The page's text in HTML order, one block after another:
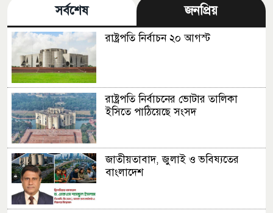
সর্বশেষ জনপ্রিয়
রাষ্ট্রপতি নির্বাচন ২০ আগস্ট
রাষ্ট্রপতি নির্বাচনের ভোটার তালিকা
ইসিতে পাঠিয়েছে সংসদ
জাতীয়তাবাদ, জুলাই ও ভবিষ্যতের
বাংলাদেশ